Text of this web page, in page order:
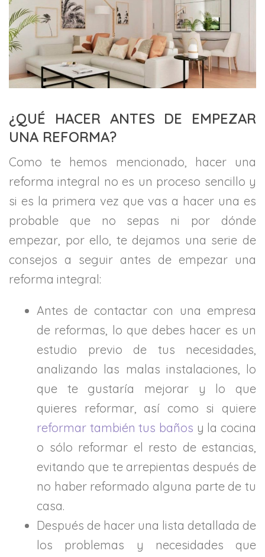
¿QUÉ HACER ANTES DE EMPEZAR
UNA REFORMA?
Como te hemos mencionado, hacer una
reforma integral no es un proceso sencillo y
si es la primera vez que vas a hacer una es
probable que no sepas ni por dónde
empezar, por ello, te dejamos una serie de
consejos a seguir antes de empezar una
reforma integral:
Antes de contactar con una empresa
de reformas, lo que debes hacer es un
estudio previo de tus necesidades,
analizando las malas instalaciones, lo
que te gustaría mejorar y lo que
quieres reformar, así como si quiere
reformar también tus baños y la cocina
o sólo reformar el resto de estancias,
evitando que te arrepientas después de
no haber reformado alguna parte de tu
casa.
Después de hacer una lista detallada de
los problemas y necesidades que